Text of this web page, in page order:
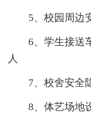
5、校园周边
6、学生接送
人
7、校舍安全
8、体艺场地